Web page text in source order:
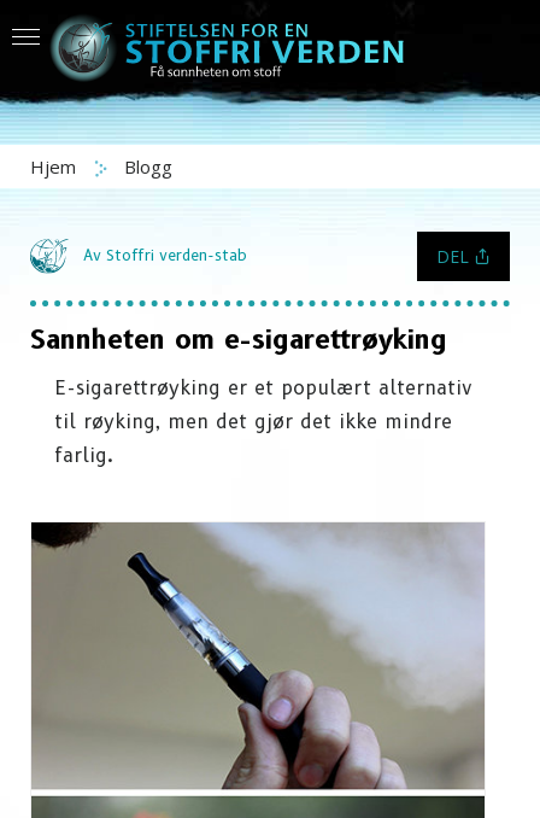
Hjem Blogg
Av Stoffri verden-stab DEL
Sannheten om e-sigarettrøyking
E-sigarettrøyking er et populært alternativ
til røyking, men det gjør det ikke mindre
farlig.